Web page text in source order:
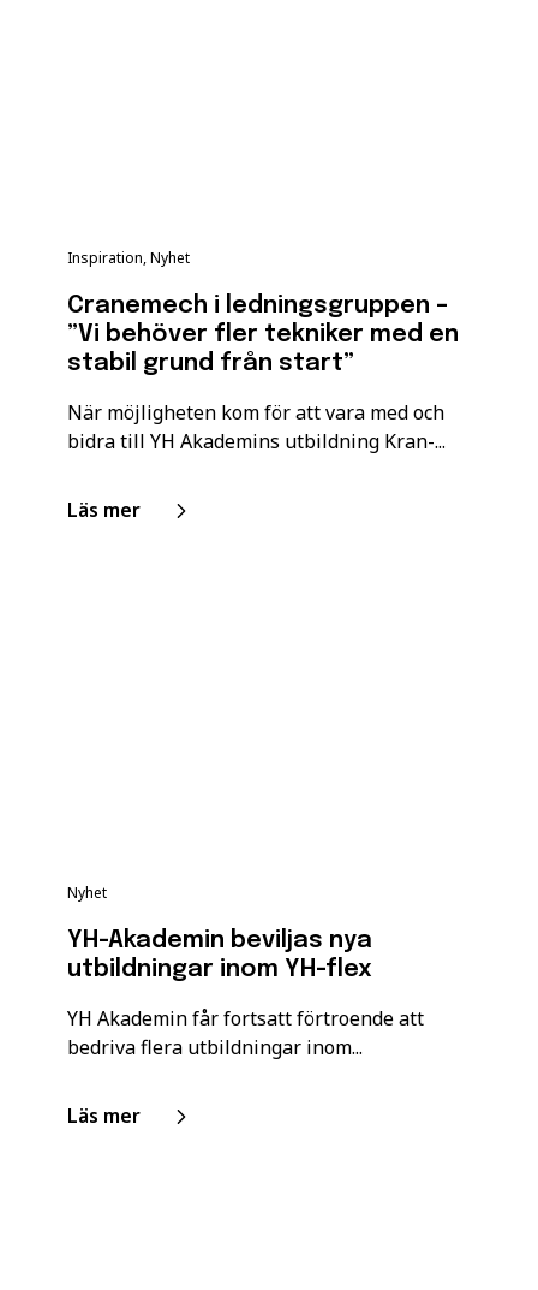
Inspiration, Nyhet
Cranemech i ledningsgruppen –
”Vi behöver fler tekniker med en
stabil grund från start”
När möjligheten kom för att vara med och
bidra till YH Akademins utbildning Kran-...
Läs mer
Nyhet
YH-Akademin beviljas nya
utbildningar inom YH-flex
YH Akademin får fortsatt förtroende att
bedriva flera utbildningar inom...
Läs mer